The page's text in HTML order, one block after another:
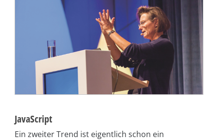
JavaScript
Ein zweiter Trend ist eigentlich schon ein